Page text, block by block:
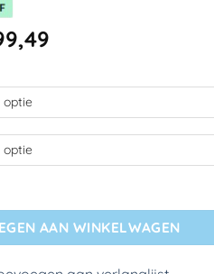
Prijsklasse:
tot
AAN WINKELWAGEN